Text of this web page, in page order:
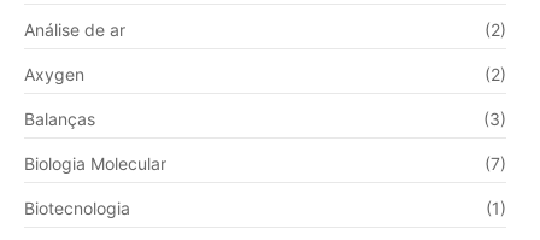
Análise de ar (2)
Axygen (2)
Balanças (3)
Biologia Molecular (7)
Biotecnologia (1)